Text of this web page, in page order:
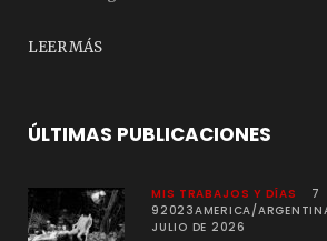
LEER MÁS
ÚLTIMAS PUBLICACIONES
MIS TRABAJOS Y DÍAS
7
92023AMERICA/
JULIO DE 2026